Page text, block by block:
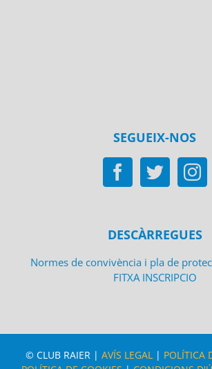
SEGUEIX-NOS
DESCÀRREGUES
Normes de convivència i pla de
FITXA INSCRIPCIO
© CLUB RAIER | AVÍS LEGAL | POLÍTICA